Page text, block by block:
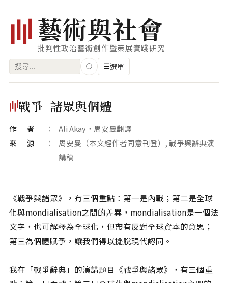
藝術與社會
批判性政治藝術創作暨策展實踐研究
搜
鍵
☰選單
關鍵字
標籤雲
相關網站
關於本站
戰爭–諸眾與個體
作者
Ali Akay，周安曼翻譯
來源
周安曼（本文經作者同意刊登）, 戰爭與辭典演
講稿
《戰爭與諸眾》，有三個重點：第一是內戰；第二是全球
化與mondialisation之間的差異，mondialisation是一個法
文字，也可解釋為全球化，但帶有反對全球資本的意思；
第三為個體賦予，讓我們得以擺脫現代認同。
我在「戰爭辭典」的演講題目《戰爭與諸眾》，有三個重